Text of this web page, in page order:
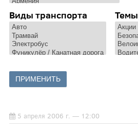
Виды транспорта Темы
5 апреля 2006 г. — 12:00